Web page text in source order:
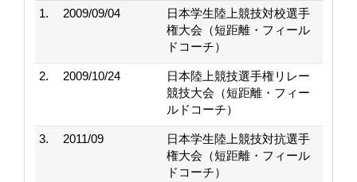
1. 2009/09/04
日本学生陸上競技対校選手
権大会（短距離・フィール
ドコーチ）
2. 2009/10/24
日本陸上競技選手権リレー
競技大会（短距離・フィー
ルドコーチ）
3. 2011/09
日本学生陸上競技対抗選手
権大会（短距離・フィール
ドコーチ）